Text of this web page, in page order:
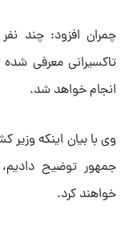
چمران افزود: چند
تاکسیرانی معرفی
انجام خواهد شد.
وی با بیان اینکه وزیر
جمهور توضیح
خواهند کرد.